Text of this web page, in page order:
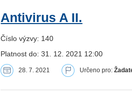
Antivirus A II.
Číslo výzvy: 140
Platnost do: 31. 12. 2021 12:00
28. 7. 2021 Určeno pro: